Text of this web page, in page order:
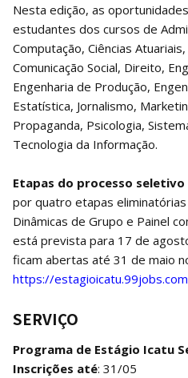
Nesta edição, as
estudantes dos cursos de
Computação, Ciências
Comunicação Social, Direito,
Engenharia de Produção,
Estatística, Jornalismo,
Propaganda, Psicologia,
Tecnologia da Informação.
Etapas do processo seletivo
por quatro etapas
Dinâmicas de Grupo e Painel
está prevista para 17 de
ficam abertas até 31 de maio
https://
SERVIÇO
Programa de Estágio Icatu
Inscrições até: 31/05